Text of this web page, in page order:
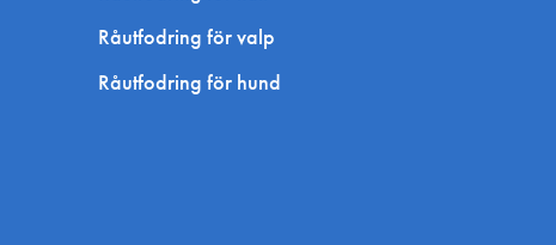
Råutfodring för valp
Råutfodring för hund